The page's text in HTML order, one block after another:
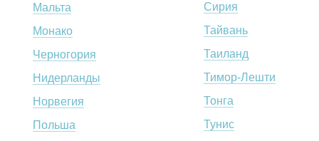
Мальта
Монако
Черногория
Нидерланды
Норвегия
Польша
Сирия
Тайвань
Таиланд
Тимор-Лешти
Тонга
Тунис